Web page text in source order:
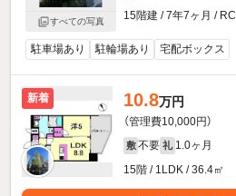
すべての写真
15階建 / 7年7ヶ月 / RC
駐車場あり 駐輪場あり 宅配ボックス
新着 10.8万円
（管理費10,000円）
敷 不要 礼 1.0ヶ月
15階 / 1LDK / 36.4㎡